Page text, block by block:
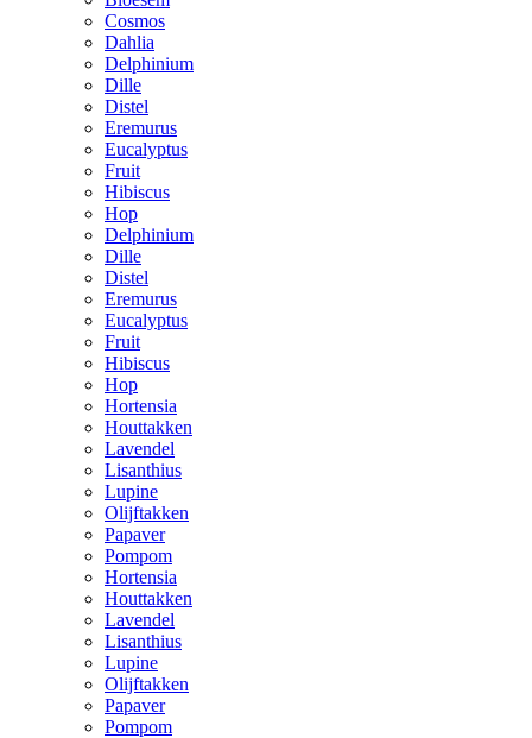
Cosmos
Dahlia
Delphinium
Dille
Distel
Eremurus
Eucalyptus
Fruit
Hibiscus
Hop
Delphinium
Dille
Distel
Eremurus
Eucalyptus
Fruit
Hibiscus
Hop
Hortensia
Houttakken
Lavendel
Lisanthius
Lupine
Olijftakken
Papaver
Pompom
Hortensia
Houttakken
Lavendel
Lisanthius
Lupine
Olijftakken
Papaver
Pompom